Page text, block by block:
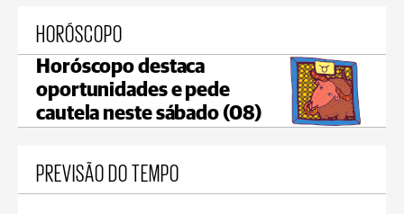
HORÓSCOPO
Horóscopo destaca
oportunidades e pede
cautela neste sábado (08)
PREVISÃO DO TEMPO